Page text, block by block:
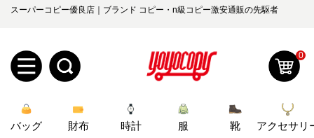
スーパーコピー優良店｜ブランド コピー・n級コピー激安通販の先駆者
規
ロ
0
バッグ 財布 時計 服 靴 アクセサリ
当店は正真正銘のn級スーパーコピーのみ取扱い。最高品質の再現度を
📢 新作入荷！ルイ・ヴィトンスーパーコピー バッグ最新モデルが登場。
2026春の新作続々更新中！期間中のご注文でお得な割引をご利用いただ